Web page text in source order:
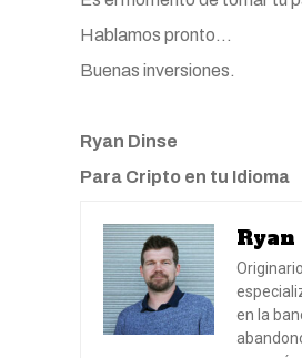
Hablamos pronto…
Buenas inversiones.
Ryan Dinse
Para Cripto en tu Idioma
en la